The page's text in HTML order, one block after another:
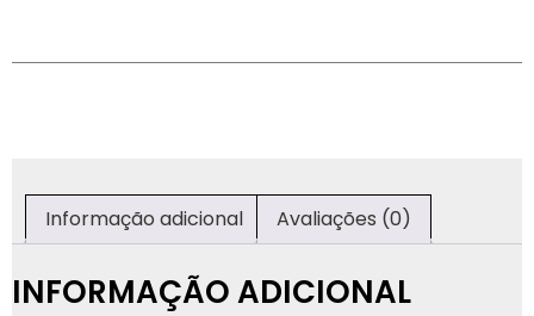
Informação adicional Avaliações (0)
INFORMAÇÃO ADICIONAL